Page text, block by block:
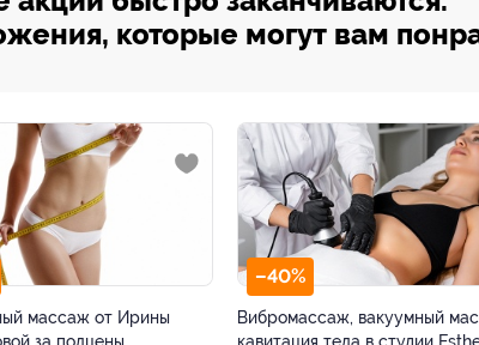
которые могут вам
массаж от Ирины
за полцены
–40%
Вибромассаж, вакуумный
кавитация тела в студии